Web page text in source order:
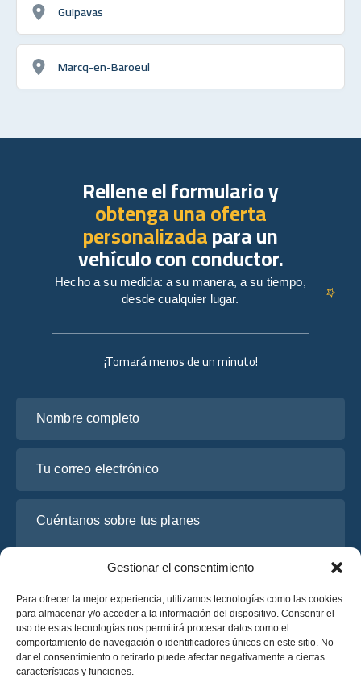
Gestionar el consentimiento
Para ofrecer la mejor experiencia, utilizamos tecnologías como las cookies
para almacenar y/o acceder a la información del dispositivo. Consentir el
uso de estas tecnologías nos permitirá procesar datos como el
comportamiento de navegación o identificadores únicos en este sitio. No
dar el consentimiento o retirarlo puede afectar negativamente a ciertas
características y funciones.
Guipavas
Marcq-en-Baroeul
¡Tomará menos de un minuto!
He leído y acepto la
Rellene el formulario y
obtenga una oferta
personalizadapara un
vehículo con conductor.
Hecho a su medida: a su manera, a su tiempo,
desde cualquier lugar.